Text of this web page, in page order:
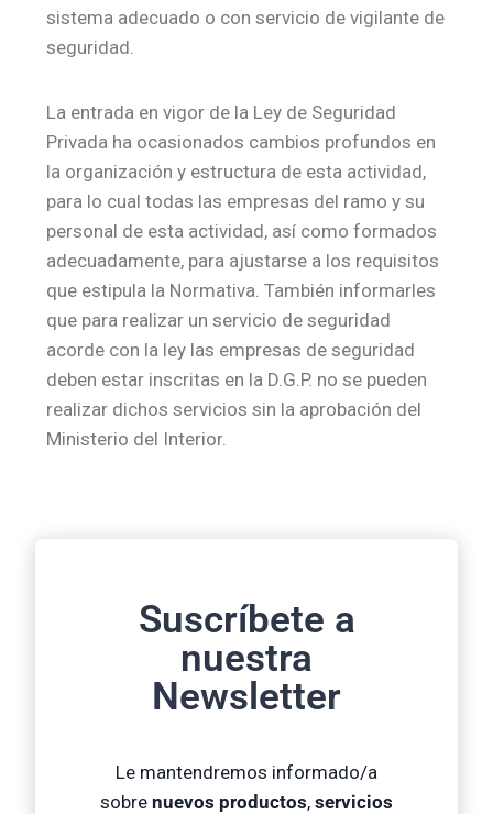
sistema adecuado o con servicio de vigilante de
seguridad.
La entrada en vigor de la Ley de Seguridad
Privada ha ocasionados cambios profundos en
la organización y estructura de esta actividad,
para lo cual todas las empresas del ramo y su
personal de esta actividad, así como formados
adecuadamente, para ajustarse a los requisitos
que estipula la Normativa. También informarles
que para realizar un servicio de seguridad
acorde con la ley las empresas de seguridad
deben estar inscritas en la D.G.P. no se pueden
realizar dichos servicios sin la aprobación del
Ministerio del Interior.
Suscríbete a
nuestra
Newsletter
Le mantendremos informado/a
sobre nuevos productos, servicios